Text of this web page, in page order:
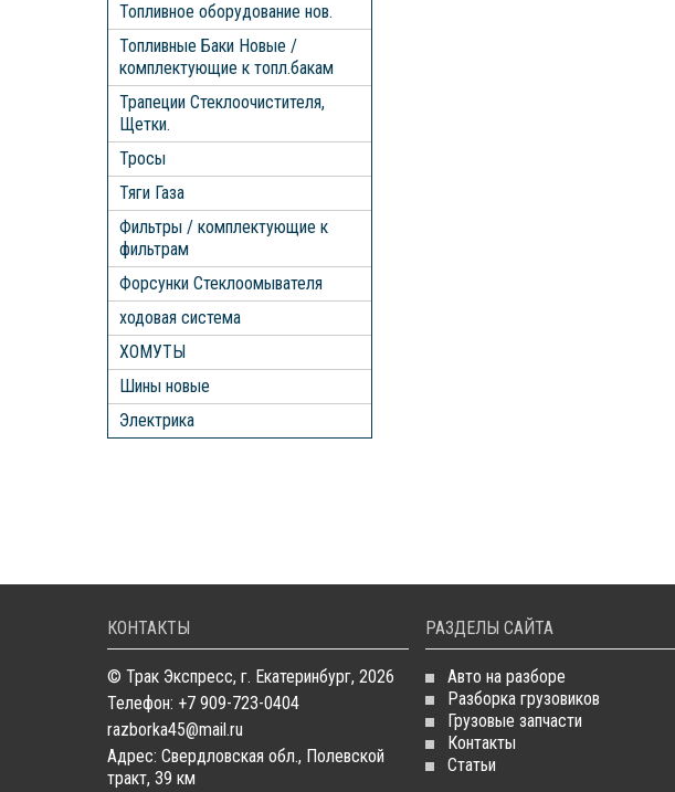
Топливное оборудование нов.
Топливные Баки Новые /
комплектующие к топл.бакам
Трапеции Стеклоочистителя,
Щетки.
Тросы
Тяги Газа
Фильтры / комплектующие к
фильтрам
Форсунки Стеклоомывателя
ходовая система
ХОМУТЫ
Шины новые
Электрика
КОНТАКТЫ
© Трак Экспресс, г. Екатеринбург, 2026
Телефон: +7 909-723-0404
razborka45@mail.ru
Адрес: Свердловская обл., Полевской
тракт, 39 км
РАЗДЕЛЫ САЙТА
Авто на разборе
Разборка грузовиков
Грузовые запчасти
Контакты
Статьи